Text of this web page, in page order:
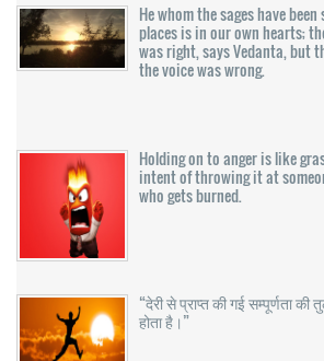
He whom the sages have
places is in our own hearts;
was right, says Vedanta, but
the voice was wrong.
Holding on to anger is like
intent of throwing it at
who gets burned.
“देरी से प्राप्त की गई सम्पूर्णता की
होता है।”